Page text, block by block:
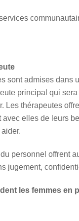
sont admises dans
principal qui
Les thérapeutes
avec elles de leurs
personnel offrent
jugement,
les femmes en